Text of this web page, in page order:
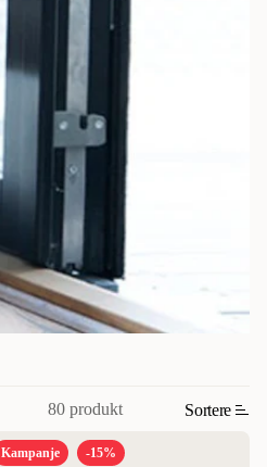
80 produkt Sortere
Kampanje -15%